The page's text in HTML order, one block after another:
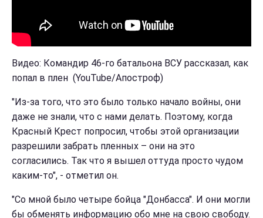
Видео: Командир 46-го батальона ВСУ рассказал, как
попал в плен (YouTube/Апостроф)
"Из-за того, что это было только начало войны, они
даже не знали, что с нами делать. Поэтому, когда
Красный Крест попросил, чтобы этой организации
разрешили забрать пленных – они на это
согласились. Так что я вышел оттуда просто чудом
каким-то", - отметил он.
"Со мной было четыре бойца "Донбасса". И они могли
бы обменять информацию обо мне на свою свободу.